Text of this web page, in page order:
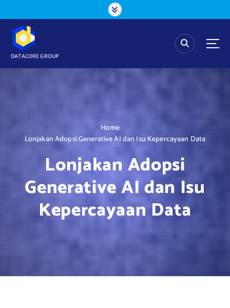
k
DATACORE GROUP
Home
Lonjakan Adopsi Generative AI dan Isu Kepercayaan Data
Lonjakan Adopsi
Generative AI dan Isu
Kepercayaan Data